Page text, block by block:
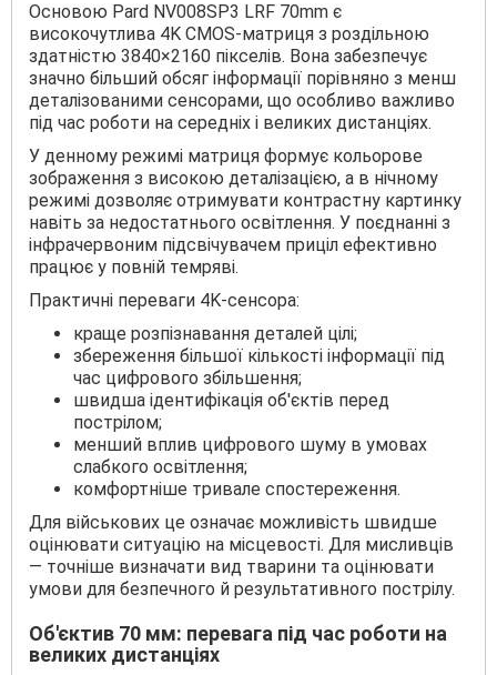
Основою Pard NV008SP3 LRF 70mm є
високочутлива 4K CMOS-матриця з роздільною
здатністю 3840×2160 пікселів. Вона забезпечує
значно більший обсяг інформації порівняно з менш
деталізованими сенсорами, що особливо важливо
під час роботи на середніх і великих дистанціях.
У денному режимі матриця формує кольорове
зображення з високою деталізацією, а в нічному
режимі дозволяє отримувати контрастну картинку
навіть за недостатнього освітлення. У поєднанні з
інфрачервоним підсвічувачем приціл ефективно
працює у повній темряві.
Практичні переваги 4K-сенсора:
краще розпізнавання деталей цілі;
збереження більшої кількості інформації під
час цифрового збільшення;
швидша ідентифікація об'єктів перед
пострілом;
менший вплив цифрового шуму в умовах
слабкого освітлення;
комфортніше тривале спостереження.
Для військових це означає можливість швидше
оцінювати ситуацію на місцевості. Для мисливців
— точніше визначати вид тварини та оцінювати
умови для безпечного й результативного пострілу.
Об'єктив 70 мм: перевага під час роботи на
великих дистанціях